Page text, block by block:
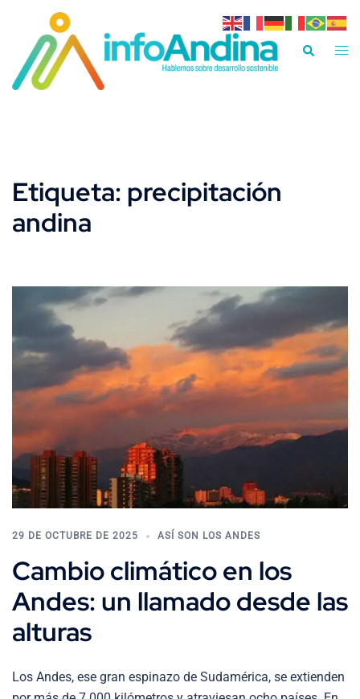
contenido
Buscar
Etiqueta: precipitación
andina
29 DE OCTUBRE DE 2025 ASÍ SON LOS ANDES
Cambio climático en los
Andes: un llamado desde las
alturas
Los Andes, ese gran espinazo de Sudamérica, se extienden